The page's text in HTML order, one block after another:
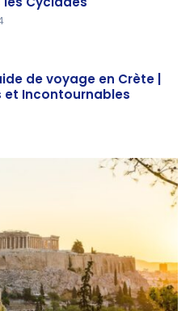
de voyage en Crète |
et Incontournables